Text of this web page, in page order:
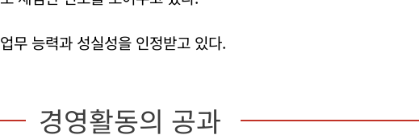
업무 능력과 성실성을 인정받고 있다.
경영활동의 공과